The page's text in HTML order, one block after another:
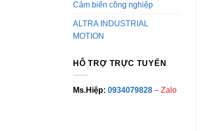
Cảm biến công nghiệp
ALTRA INDUSTRIAL
MOTION
HỖ TRỢ TRỰC TUYẾN
Ms.Hiệp: 0934079828 – Zalo